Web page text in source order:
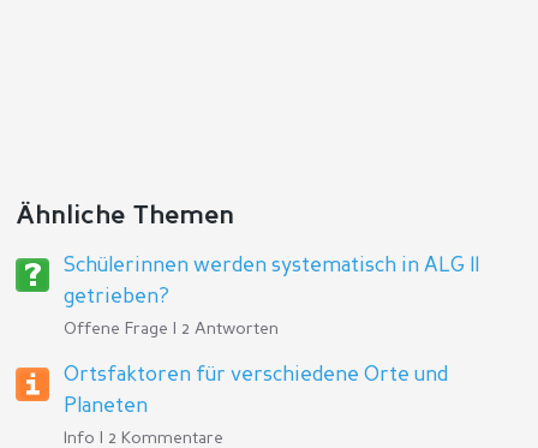
Ähnliche Themen
Schülerinnen werden systematisch in ALG II
getrieben?
Offene Frage | 2 Antworten
Ortsfaktoren für verschiedene Orte und
Planeten
Info | 2 Kommentare